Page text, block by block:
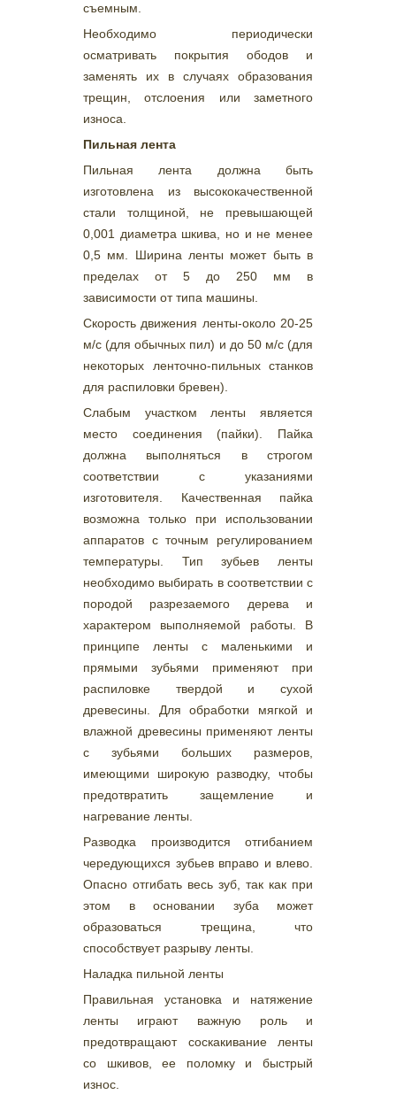
съемным.
Необходимо периодически
осматривать покрытия ободов и
заменять их в случаях образования
трещин, отслоения или заметного
износа.
Пильная лента
Пильная лента должна быть
изготовлена из высококачественной
стали толщиной, не превышающей
0,001 диаметра шкива, но и не менее
0,5 мм. Ширина ленты может быть в
пределах от 5 до 250 мм в
зависимости от типа машины.
Скорость движения ленты-около 20-25
м/с (для обычных пил) и до 50 м/с (для
некоторых ленточно-пильных станков
для распиловки бревен).
Слабым участком ленты является
место соединения (пайки). Пайка
должна выполняться в строгом
соответствии с указаниями
изготовителя. Качественная пайка
возможна только при использовании
аппаратов с точным регулированием
температуры. Тип зубьев ленты
необходимо выбирать в соответствии с
породой разрезаемого дерева и
характером выполняемой работы. В
принципе ленты с маленькими и
прямыми зубьями применяют при
распиловке твердой и сухой
древесины. Для обработки мягкой и
влажной древесины применяют ленты
с зубьями больших размеров,
имеющими широкую разводку, чтобы
предотвратить защемление и
нагревание ленты.
Разводка производится отгибанием
чередующихся зубьев вправо и влево.
Опасно отгибать весь зуб, так как при
этом в основании зуба может
образоваться трещина, что
способствует разрыву ленты.
Наладка пильной ленты
Правильная установка и натяжение
ленты играют важную роль и
предотвращают соскакивание ленты
со шкивов, ее поломку и быстрый
износ.